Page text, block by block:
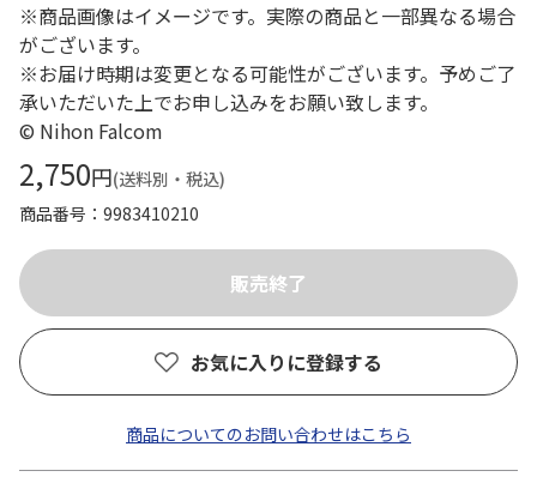
※商品画像はイメージです。実際の商品と一部異なる場合
がございます。
※お届け時期は変更となる可能性がございます。予めご了
承いただいた上でお申し込みをお願い致します。
© Nihon Falcom
2,750円(送料別・税込)
商品番号
9983410210
お気に入りに登録する
商品についてのお問い合わせはこちら